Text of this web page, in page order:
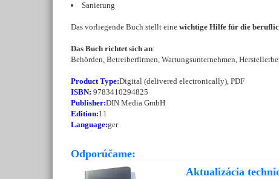
Sanierung
Das vorliegende Buch stellt eine wichtige Hilfe für die
Das Buch richtet sich an:
Behörden, Betreiberfirmen, Wartungsunternehmen,
Product Type:Digital (delivered electronically), PDF
ISBN: 9783410294825
Publisher:DIN Media GmbH
Edition:11
Language:ger
Odporúčame:
Aktualizácia